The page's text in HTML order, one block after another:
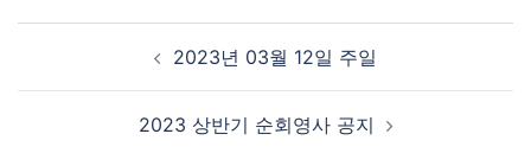
Post navigation
2023년 03월 12일 주일
2023 상반기 순회영사 공지